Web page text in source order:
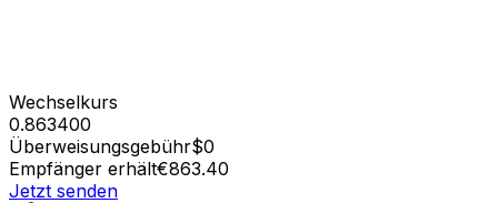
Wechselkurs
0.863400
Überweisungsgebühr$0
Empfänger erhält€863.40
Jetzt senden